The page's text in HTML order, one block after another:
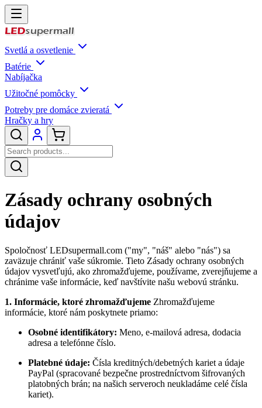
Svetlá a osvetlenie
Batérie
Nabíjačka
Užitočné pomôcky
Potreby pre domáce zvieratá
Hračky a hry
Zásady ochrany osobných
údajov
Spoločnosť LEDsupermall.com ("my", "náš" alebo "nás") sa
zaväzuje chrániť vaše súkromie. Tieto Zásady ochrany osobných
údajov vysvetľujú, ako zhromažďujeme, používame, zverejňujeme a
chránime vaše informácie, keď navštívite našu webovú stránku.
1. Informácie, ktoré zhromažďujeme Zhromažďujeme
informácie, ktoré nám poskytnete priamo:
Osobné identifikátory: Meno, e-mailová adresa, dodacia
adresa a telefónne číslo.
Platebné údaje: Čísla kreditných/debetných kariet a údaje
PayPal (spracované bezpečne prostredníctvom šifrovaných
platobných brán; na našich serveroch neukladáme celé čísla
kariet).